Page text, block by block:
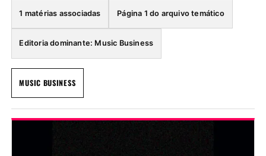
1 matérias associadas Página 1 do arquivo temático
Editoria dominante: Music Business
MUSIC BUSINESS